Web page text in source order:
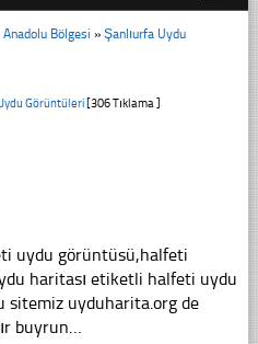
Anadolu Bölgesi » Şanlıurfa Uydu
Görüntüleri[306 Tıklama ]
uydu görüntüsü,halfeti
haritası etiketli halfeti uydu
sitemiz uyduharita.org de
buyrun…